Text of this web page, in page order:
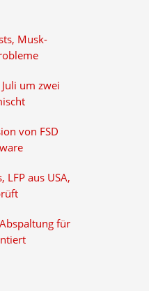
Musk-
um zwei
von FSD
aus USA,
für